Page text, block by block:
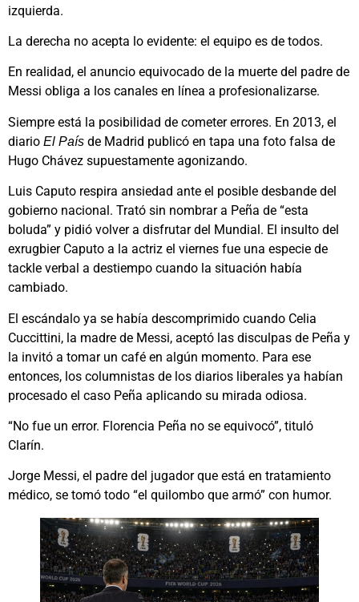
izquierda.
La derecha no acepta lo evidente: el equipo es de todos.
En realidad, el anuncio equivocado de la muerte del padre de
Messi obliga a los canales en línea a profesionalizarse.
Siempre está la posibilidad de cometer errores. En 2013, el
diario El País de Madrid publicó en tapa una foto falsa de
Hugo Chávez supuestamente agonizando.
Luis Caputo respira ansiedad ante el posible desbande del
gobierno nacional. Trató sin nombrar a Peña de “esta
boluda” y pidió volver a disfrutar del Mundial. El insulto del
exrugbier Caputo a la actriz el viernes fue una especie de
tackle verbal a destiempo cuando la situación había
cambiado.
El escándalo ya se había descomprimido cuando Celia
Cuccittini, la madre de Messi, aceptó las disculpas de Peña y
la invitó a tomar un café en algún momento. Para ese
entonces, los columnistas de los diarios liberales ya habían
procesado el caso Peña aplicando su mirada odiosa.
“No fue un error. Florencia Peña no se equivocó”, tituló
Clarín.
Jorge Messi, el padre del jugador que está en tratamiento
médico, se tomó todo “el quilombo que armó” con humor.